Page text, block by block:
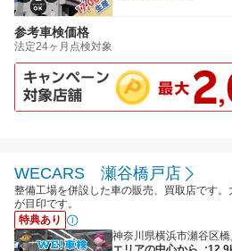
参考車検価格
法定24ヶ月点検対象
WECARS 瀬谷橋戸店
整備工場を併設した車の販売、買取店です
が目印です。
特典あり
神奈川県横浜市瀬谷区